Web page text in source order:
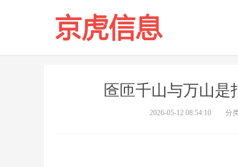
匼匝千山与万山
2026-05-12 08:54:10 分